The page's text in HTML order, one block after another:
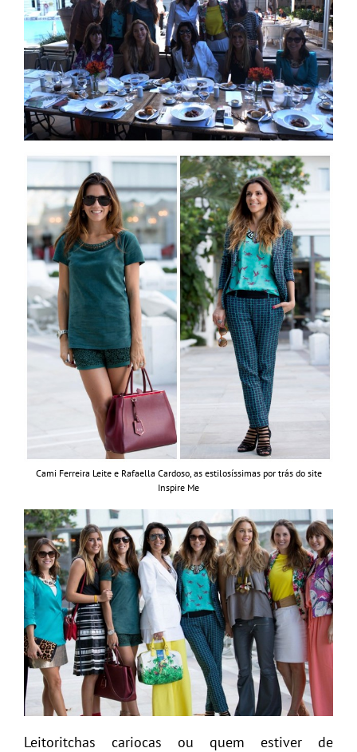
Cami Ferreira Leite e Rafaella Cardoso, as estilosíssimas por trás do site
Inspire Me
Leitoritchas cariocas ou quem estiver de